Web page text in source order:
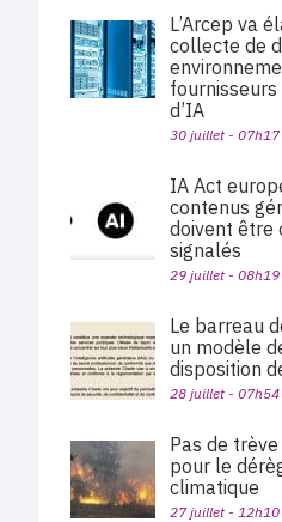
L’Arcep va
collecte de
fournisseurs
d’IA
30 juillet - 07h17
IA Act
contenus
doivent être
signalés
29 juillet - 08h19
Le barreau
un modèle
disposition
28 juillet - 07h54
Pas de
pour le
climatique
27 juillet - 12h10